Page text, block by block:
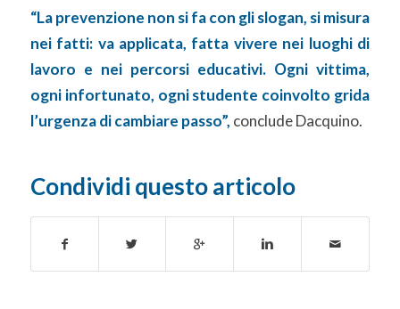
“La prevenzione non si fa con gli slogan, si misura
nei fatti: va applicata, fatta vivere nei luoghi di
lavoro e nei percorsi educativi. Ogni vittima,
ogni infortunato, ogni studente coinvolto grida
l’urgenza di cambiare passo”, conclude Dacquino.
Condividi questo articolo